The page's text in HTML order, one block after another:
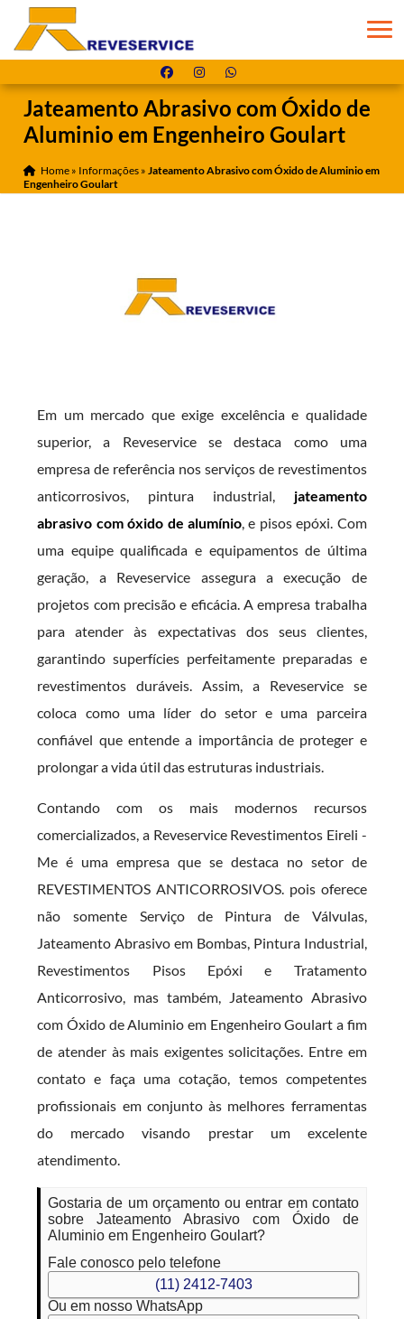
Jateamento Abrasivo com Óxido de
Aluminio em Engenheiro Goulart
Home » Informações »Jateamento Abrasivo com Óxido de Aluminio em
Engenheiro Goulart
Em um mercado que exige excelência e qualidade
superior, a Reveservice se destaca como uma
empresa de referência nos serviços de revestimentos
anticorrosivos, pintura industrial, jateamento
abrasivo com óxido de alumínio, e pisos epóxi. Com
uma equipe qualificada e equipamentos de última
geração, a Reveservice assegura a execução de
projetos com precisão e eficácia. A empresa trabalha
para atender às expectativas dos seus clientes,
garantindo superfícies perfeitamente preparadas e
revestimentos duráveis. Assim, a Reveservice se
coloca como uma líder do setor e uma parceira
confiável que entende a importância de proteger e
prolongar a vida útil das estruturas industriais.
Contando com os mais modernos recursos
comercializados, a Reveservice Revestimentos Eireli -
Me é uma empresa que se destaca no setor de
REVESTIMENTOS ANTICORROSIVOS. pois oferece
não somente Serviço de Pintura de Válvulas,
Jateamento Abrasivo em Bombas, Pintura Industrial,
Revestimentos Pisos Epóxi e Tratamento
Anticorrosivo, mas também, Jateamento Abrasivo
com Óxido de Aluminio em Engenheiro Goulart a fim
de atender às mais exigentes solicitações. Entre em
contato e faça uma cotação, temos competentes
profissionais em conjunto às melhores ferramentas
do mercado visando prestar um excelente
atendimento.
Gostaria de um orçamento ou entrar em contato
sobre Jateamento Abrasivo com Óxido de
Aluminio em Engenheiro Goulart?
Fale conosco pelo telefone
(11) 2412-7403
Ou em nosso WhatsApp